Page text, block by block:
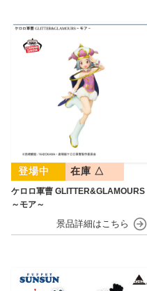
ケロロ軍曹 GLITTER&GLAMOURS
～モア～
在庫 △